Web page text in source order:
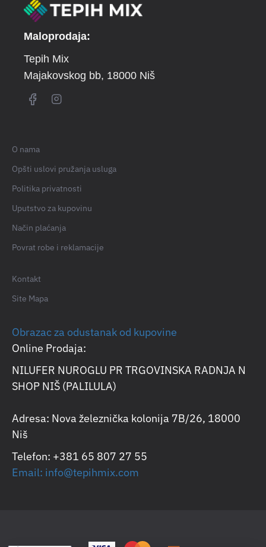
Maloprodaja:
Tepih Mix
Majakovskog bb, 18000 Niš
O nama
Opšti uslovi pružanja usluga
Politika privatnosti
Uputstvo za kupovinu
Način plaćanja
Povrat robe i reklamacije
Kontakt
Site Mapa
Obrazac za odustanak od kupovine
Online Prodaja:
NILUFER NUROGLU PR TRGOVINSKA RADNJA N
SHOP NIŠ (PALILULA)
Adresa: Nova železnička kolonija 7B/26, 18000
Niš
Telefon: +381 65 807 27 55
Email: info@tepihmix.com